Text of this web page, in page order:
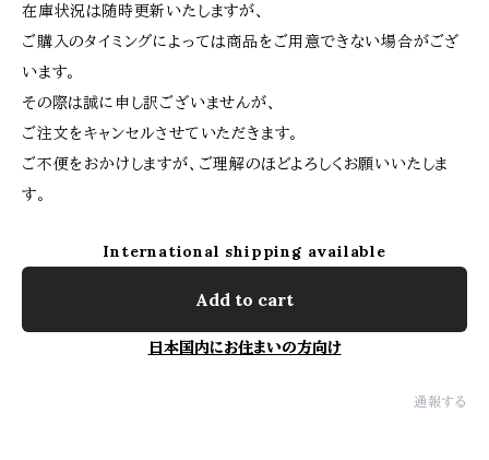
在庫状況は随時更新いたしますが、
ご購入のタイミングによっては商品をご用意できない場合がござ
います。
その際は誠に申し訳ございませんが、
ご注文をキャンセルさせていただきます。
ご不便をおかけしますが、ご理解のほどよろしくお願いいたしま
す。
International shipping available
Add to cart
日本国内にお住まいの方向け
通報する